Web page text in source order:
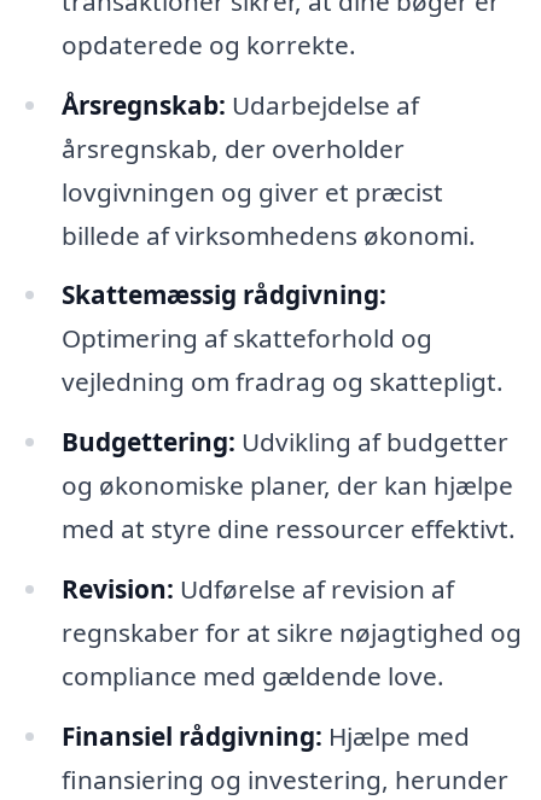
opdaterede og korrekte.
Årsregnskab: Udarbejdelse af
årsregnskab, der overholder
lovgivningen og giver et præcist
billede af virksomhedens økonomi.
Skattemæssig rådgivning:
Optimering af skatteforhold og
vejledning om fradrag og skattepligt.
Budgettering: Udvikling af budgetter
og økonomiske planer, der kan hjælpe
med at styre dine ressourcer effektivt.
Revision: Udførelse af revision af
regnskaber for at sikre nøjagtighed og
compliance med gældende love.
Finansiel rådgivning: Hjælpe med
finansiering og investering, herunder